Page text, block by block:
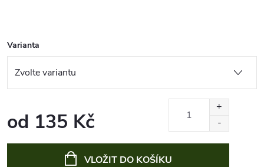
Varianta
od 135 Kč
VLOŽIT DO KOŠÍKU